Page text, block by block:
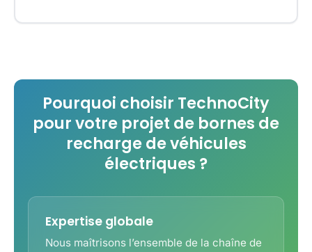
Pourquoi choisir TechnoCity
pour votre projet de bornes de
recharge de véhicules
électriques ?
Expertise globale
Nous maîtrisons l’ensemble de la chaîne de